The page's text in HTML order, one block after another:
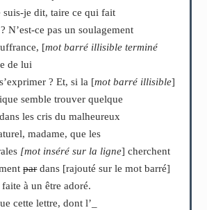
suis-je dit, taire ce qui fait
N’est-ce pas un soulagement
[mot barré illisible terminé
de lui
? Et, si la [mot barré illisible]
semble trouver quelque
les cris du malheureux
madame, que les
[mot inséré sur la ligne] cherchent
pardans [rajouté sur le mot barré]
à un être adoré.
cette lettre, dont l’_